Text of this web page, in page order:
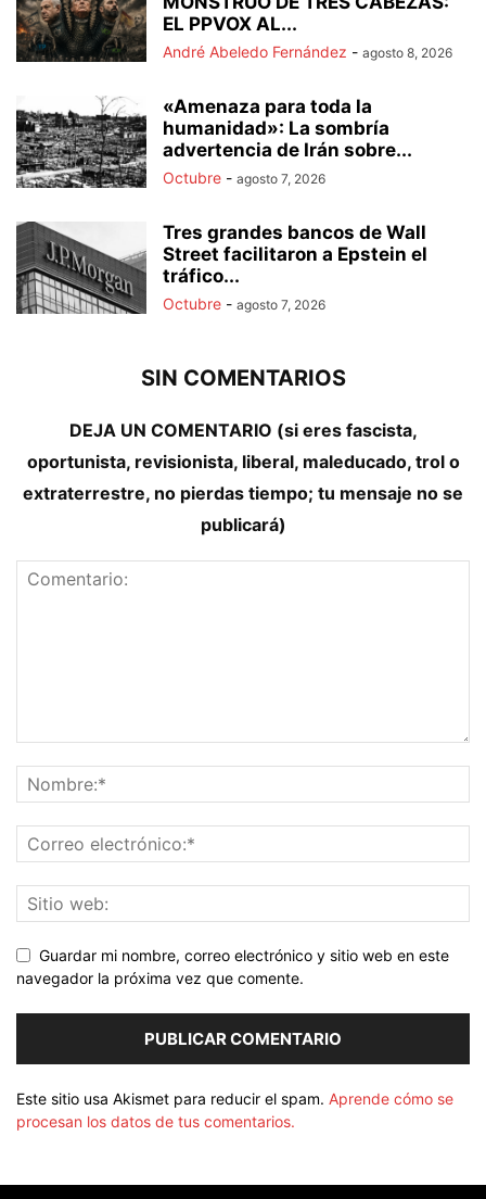
EL PPVOX AL...
André Abeledo Fernández - agosto 8, 2026
«Amenaza para toda la
humanidad»: La sombría
advertencia de Irán sobre...
Octubre - agosto 7, 2026
Tres grandes bancos de Wall
Street facilitaron a Epstein el
tráfico...
Octubre - agosto 7, 2026
SIN COMENTARIOS
DEJA UN COMENTARIO (si eres fascista,
oportunista, revisionista, liberal, maleducado, trol o
extraterrestre, no pierdas tiempo; tu mensaje no se
publicará)
Guardar mi nombre, correo electrónico y sitio web en este
navegador la próxima vez que comente.
Este sitio usa Akismet para reducir el spam. Aprende cómo se
procesan los datos de tus comentarios.